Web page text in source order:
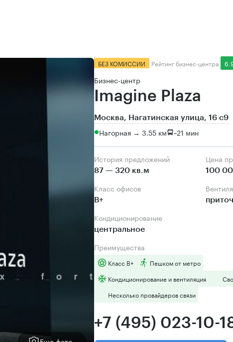
БЕЗ КОМИССИИ Рейтинг бизнес-центра
Бизнес-центр
Imagine Plaza
Москва, Нагатинская улица, 16 с9
Нагорная → 3.55 км ~21 мин
История предложений
87 — 320 кв.м
Цена
100
Класс офисов
B+
Кондиционирование
центральное
Преимущества
Класс B+
Пешком от метро
Кондиционирование и вентиляция
Несколько провайдеров связи
+7 (495) 023-10-